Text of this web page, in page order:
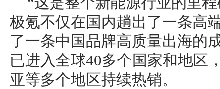
极氪不仅在国内趟出了一条高
了一条中国品牌高质量出海的
已进入全球40多个国家和地区
亚等多个地区持续热销。